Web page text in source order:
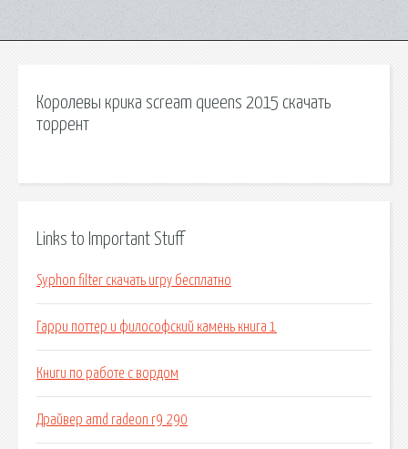
Королевы крика scream queens 2015 скачать
торрент
Links to Important Stuff
Syphon filter скачать игру бесплатно
Гарри поттер и философский камень книга 1
Книги по работе с вордом
Драйвер amd radeon r9 290